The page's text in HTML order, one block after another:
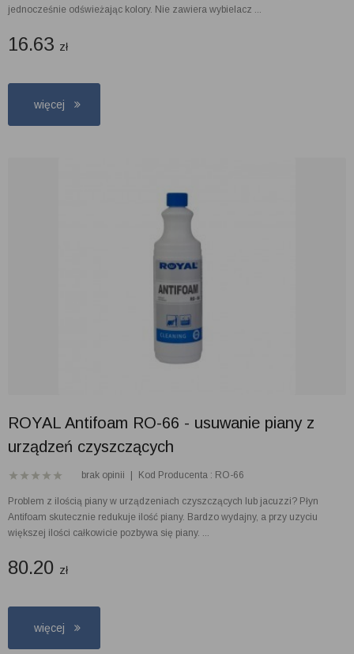
jednocześnie odświeżając kolory. Nie zawiera wybielacz ...
16.63 zł
więcej
ROYAL Antifoam RO-66 - usuwanie piany z
urządzeń czyszczących
brak opinii Kod Producenta : RO-66
Problem z ilością piany w urządzeniach czyszczących lub jacuzzi? Płyn
Antifoam skutecznie redukuje ilość piany. Bardzo wydajny, a przy uzyciu
większej ilości całkowicie pozbywa się piany. ...
80.20 zł
więcej